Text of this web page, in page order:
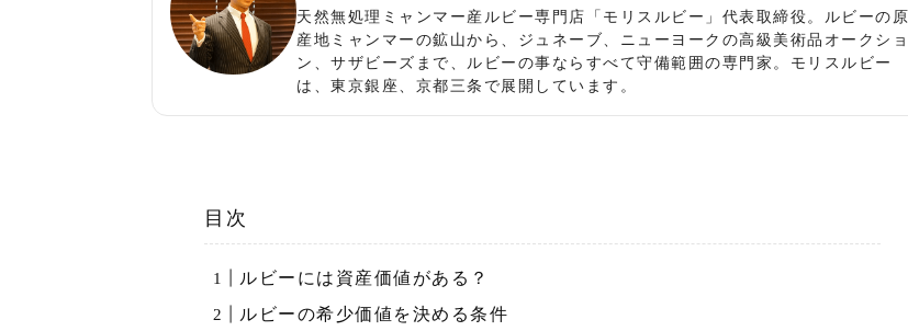
天然無処理ミャンマー産ルビー専門店「モリスルビー」代表取締役。ルビーの原
産地ミャンマーの鉱山から、ジュネーブ、ニューヨークの高級美術品オークショ
ン、サザビーズまで、ルビーの事ならすべて守備範囲の専門家。モリスルビー
は、東京銀座、京都三条で展開しています。
目次
ルビーには資産価値がある？
ルビーの希少価値を決める条件